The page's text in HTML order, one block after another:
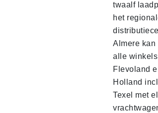
twaalf
het
Almere
alle
Flevoland
Holland
Texel met